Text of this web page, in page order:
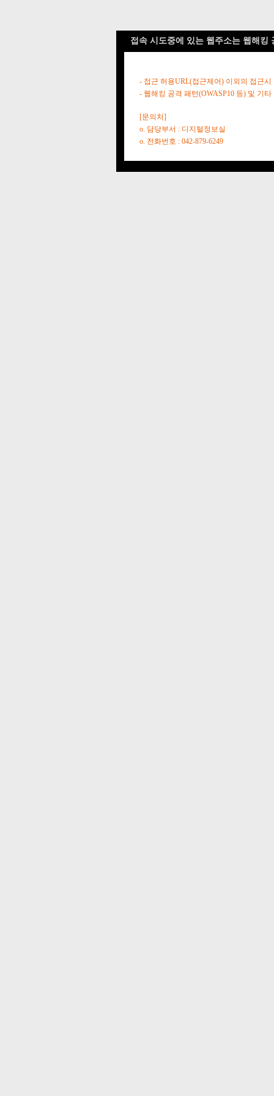
접속 시도중에 있는 웹주소는 웹해킹
- 접근 허용URL(접근제어) 이외의 접근시
- 웹해킹 공격 패턴(OWASP10 등) 및 기
[문의처]
o. 담당부서 : 디지털정보실
o. 전화번호 : 042-879-6249